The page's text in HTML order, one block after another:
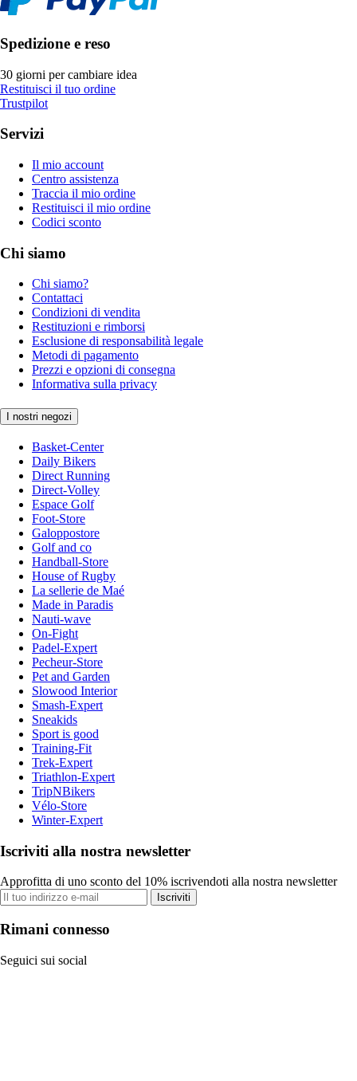
Spedizione e reso
30 giorni per cambiare idea
Restituisci il tuo ordine
Trustpilot
Servizi
Il mio account
Centro assistenza
Traccia il mio ordine
Restituisci il mio ordine
Codici sconto
Chi siamo
Chi siamo?
Contattaci
Condizioni di vendita
Restituzioni e rimborsi
Esclusione di responsabilità legale
Metodi di pagamento
Prezzi e opzioni di consegna
Informativa sulla privacy
I nostri negozi
Basket-Center
Daily Bikers
Direct Running
Direct-Volley
Espace Golf
Foot-Store
Galoppostore
Golf and co
Handball-Store
House of Rugby
La sellerie de Maé
Made in Paradis
Nauti-wave
On-Fight
Padel-Expert
Pecheur-Store
Pet and Garden
Slowood Interior
Smash-Expert
Sneakids
Sport is good
Training-Fit
Trek-Expert
Triathlon-Expert
TripNBikers
Vélo-Store
Winter-Expert
Iscriviti alla nostra newsletter
Approfitta di uno sconto del 10% iscrivendoti alla nostra newsletter
Iscriviti
Rimani connesso
Seguici sui social